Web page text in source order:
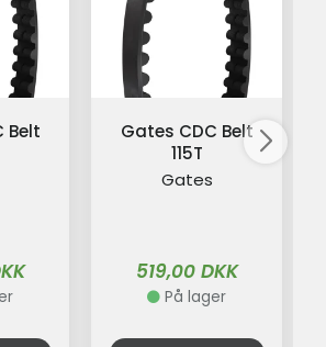
Belt
Gates CDC Belt
115T
Gates
519,00 DKK
På lager